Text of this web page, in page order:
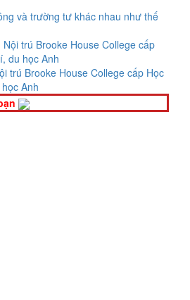
và trường tư khác nhau như thế
trú Brooke House College cấp Học
Anh